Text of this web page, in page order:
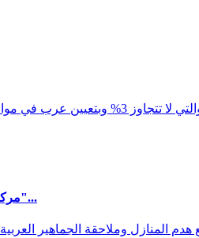
مركز مساوا ة يستعرض خطة عمل لمواجهة قانون "كمينتس"...